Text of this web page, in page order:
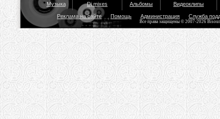
Музыка Dj mixes Альбомы Видеоклипы
Реклама на сайте Помощь Администрация Служба
Все права защищены © 2007-2026